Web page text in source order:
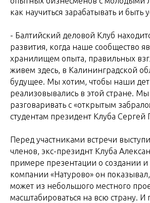
как научиться зарабатывать и быть
- Балтийский деловой Клуб
развития, когда наше сообщество
хранилищем опыта, правильных
живем здесь, в Калининградской
будущее. Мы хотим, чтобы наши
реализовывались в этой стране.
разговаривать с «открытым
студентам президент Клуба Сергей
Перед участниками встречи
членов, экс-президнт Клуба
примере презентации о создании и
компании «Натурово» он
может из небольшого местного
масштабироваться на всю страну. И